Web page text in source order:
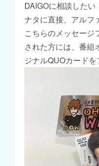
DAIGOに相談した
ナタに直接、アルフ
こちらのメッセージ
された方には、番組
ジナルQUOカードを